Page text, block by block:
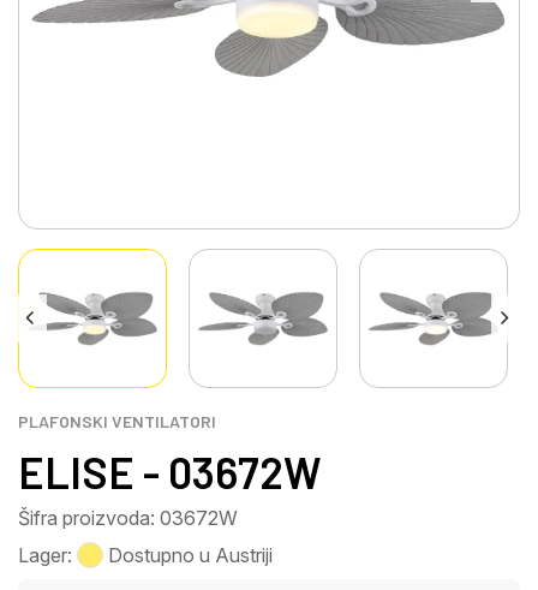
PLAFONSKI VENTILATORI
ELISE - 03672W
Šifra proizvoda: 03672W
Lager:
Dostupno u Austriji